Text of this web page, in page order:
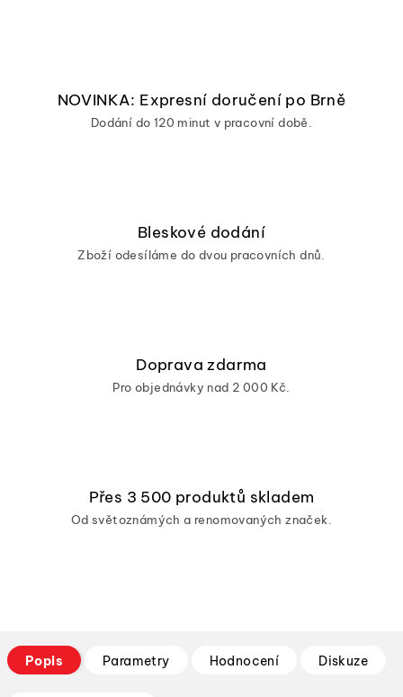
NOVINKA: Expresní doručení po Brně
Dodání do 120 minut v pracovní době.
Bleskové dodání
Zboží odesíláme do dvou pracovních dnů.
Doprava zdarma
Pro objednávky nad 2 000 Kč.
Přes 3 500 produktů skladem
Od světoznámých a renomovaných značek.
Popis Parametry Hodnocení Diskuze